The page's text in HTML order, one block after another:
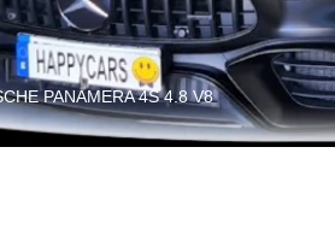
PANAMERA 4S 4.8 V8